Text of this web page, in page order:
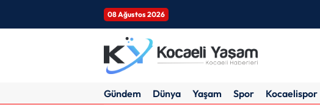
08 Ağustos 2026
Gündem Dünya Yaşam Spor Kocaelispor